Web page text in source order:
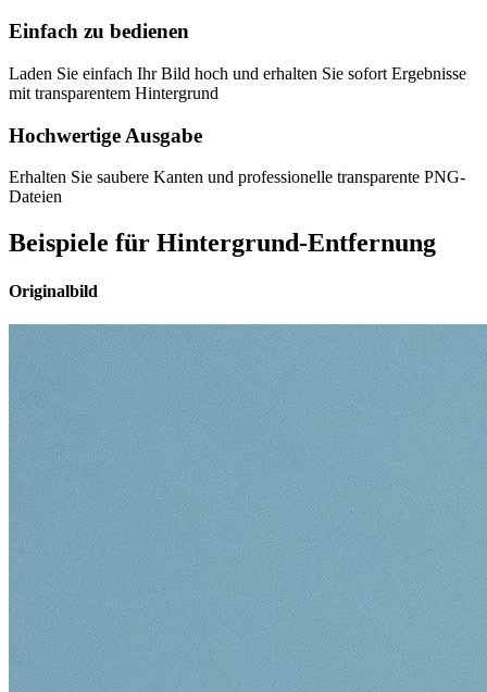
Einfach zu bedienen
Laden Sie einfach Ihr Bild hoch und erhalten Sie sofort Ergebnisse
mit transparentem Hintergrund
Hochwertige Ausgabe
Erhalten Sie saubere Kanten und professionelle transparente PNG-
Dateien
Beispiele für Hintergrund-Entfernung
Originalbild